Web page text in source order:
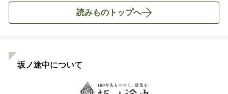
読みものトップへ
坂ノ途中について